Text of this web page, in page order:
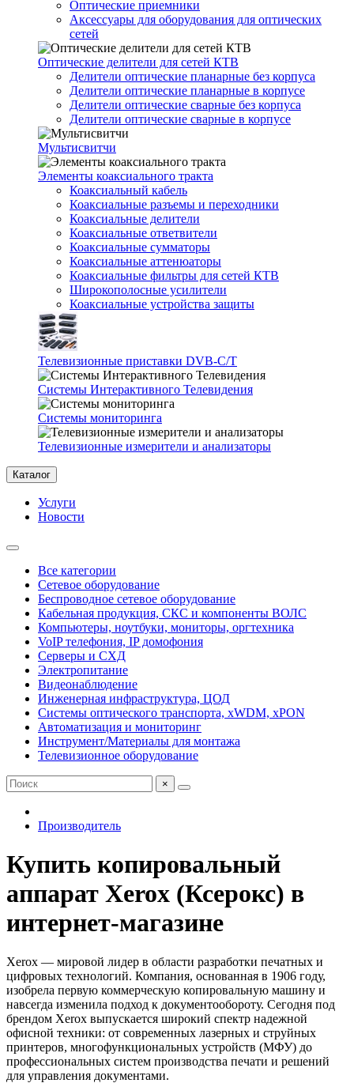
Оптические приемники
Аксессуары для оборудования для оптических
сетей
Оптические делители для сетей КТВ
Делители оптические планарные без корпуса
Делители оптические планарные в корпусе
Делители оптические сварные без корпуса
Делители оптические сварные в корпусе
Мультисвитчи
Элементы коаксиального тракта
Коаксиальный кабель
Коаксиальные разъемы и переходники
Коаксиальные делители
Коаксиальные ответвители
Коаксиальные сумматоры
Коаксиальные аттенюаторы
Коаксиальные фильтры для сетей КТВ
Широкополосные усилители
Коаксиальные устройства защиты
Телевизионные приставки DVB-C/T
Системы Интерактивного Телевидения
Системы мониторинга
Телевизионные измерители и анализаторы
Каталог
Услуги
Новости
Все категории
Сетевое оборудование
Беспроводное сетевое оборудование
Кабельная продукция, СКС и компоненты ВОЛС
Компьютеры, ноутбуки, мониторы, оргтехника
VoIP телефония, IP домофония
Серверы и СХД
Электропитание
Видеонаблюдение
Инженерная инфраструктура, ЦОД
Системы оптического транспорта, xWDM, xPON
Автоматизация и мониторинг
Инструмент/Материалы для монтажа
Телевизионное оборудование
×
Производитель
Купить копировальный
аппарат Xerox (Ксерокс) в
интернет-магазине
Xerox — мировой лидер в области разработки печатных и
цифровых технологий. Компания, основанная в 1906 году,
изобрела первую коммерческую копировальную машину и
навсегда изменила подход к документообороту. Сегодня под
брендом Xerox выпускается широкий спектр надежной
офисной техники: от современных лазерных и струйных
принтеров, многофункциональных устройств (МФУ) до
профессиональных систем производства печати и решений
для управления документами.